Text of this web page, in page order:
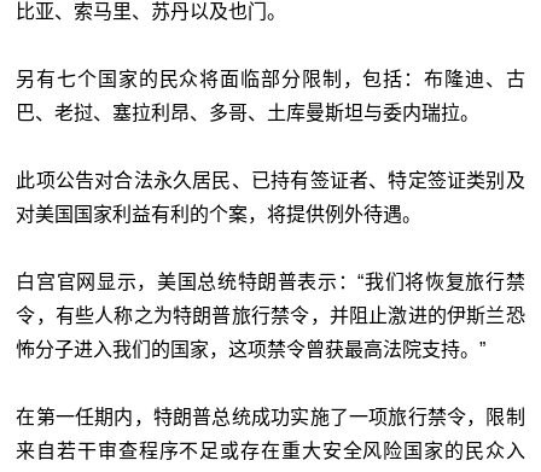
比亚、索马里、苏丹以及也门。
另有七个国家的民众将面临部分限制，包括：布隆迪、古
巴、老挝、塞拉利昂、多哥、土库曼斯坦与委内瑞拉。
此项公告对合法永久居民、已持有签证者、特定签证类别及
对美国国家利益有利的个案，将提供例外待遇。
白宫官网显示，美国总统特朗普表示：“我们将恢复旅行禁
令，有些人称之为特朗普旅行禁令，并阻止激进的伊斯兰恐
怖分子进入我们的国家，这项禁令曾获最高法院支持。”
在第一任期内，特朗普总统成功实施了一项旅行禁令，限制
来自若干审查程序不足或存在重大安全风险国家的民众入